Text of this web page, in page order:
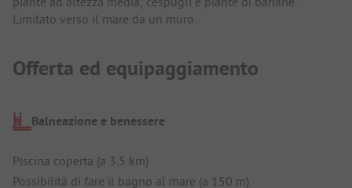
Limitato verso il mare da un muro.
Offerta ed equipaggiamento
Balneazione e benessere
Piscina coperta (a 3.5 km)
Possibilità di fare il bagno al mare (a 150 m)